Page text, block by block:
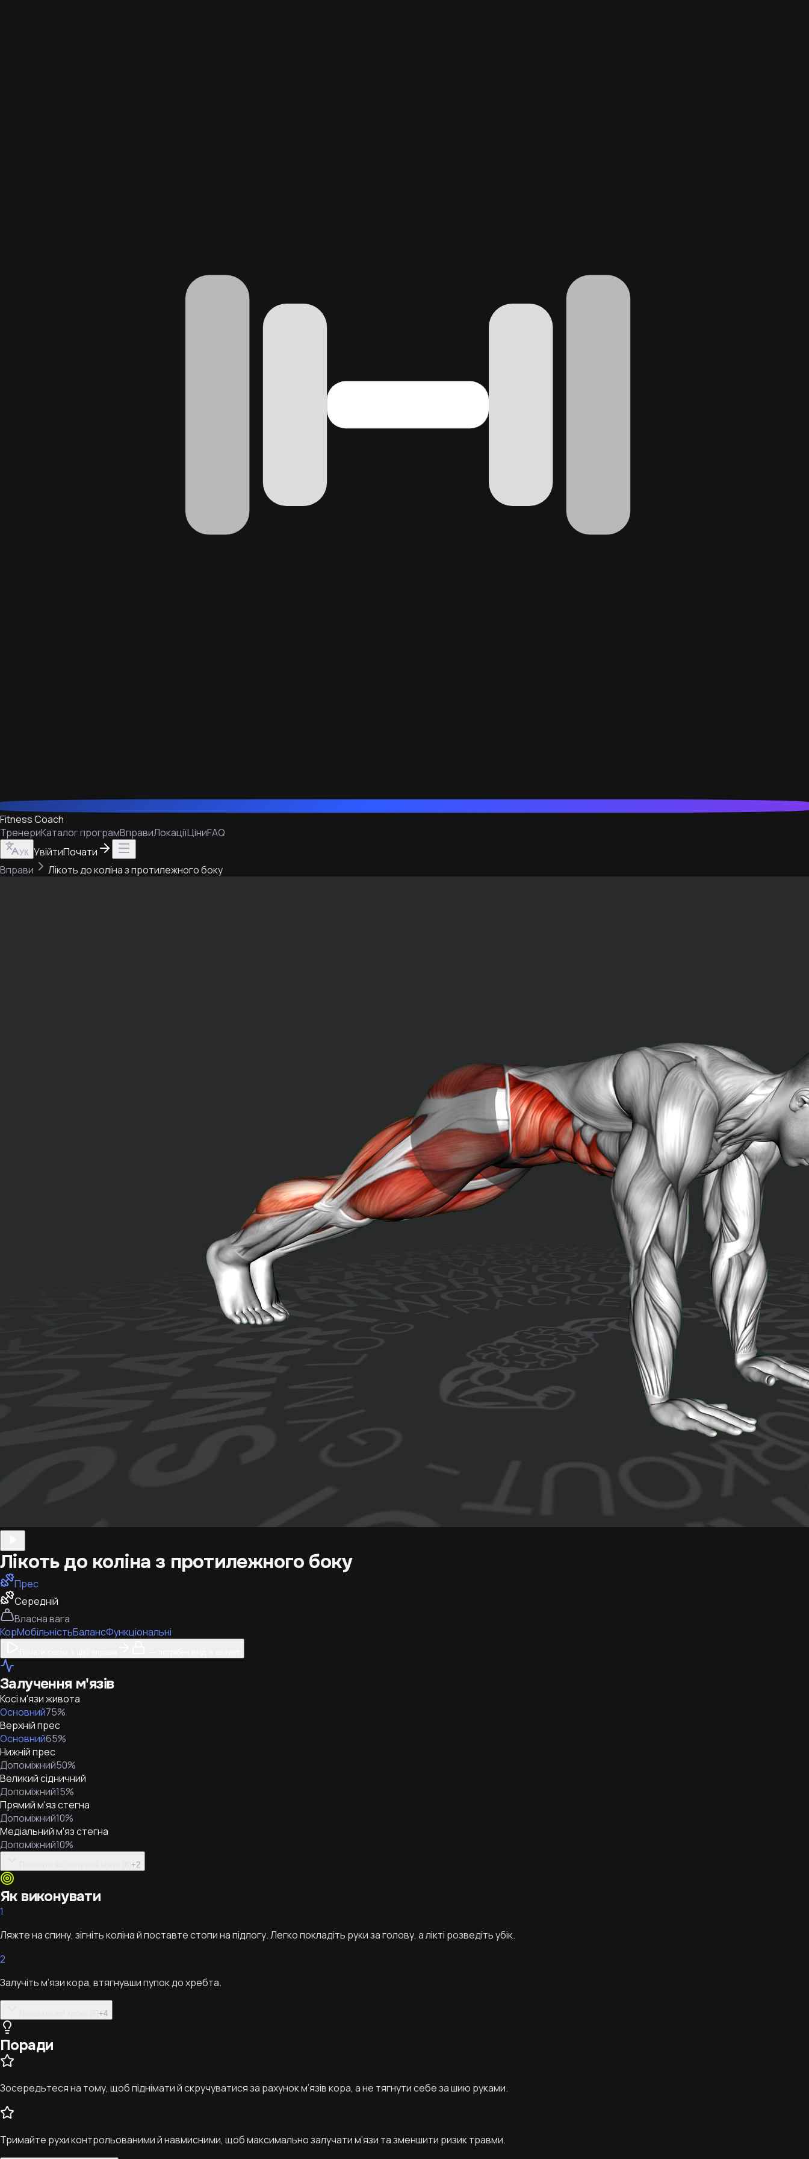
Fitness Coach
ТренериКаталог програмВправиЛокаціїЦіниFAQ
УК УвійтиПочати
Вправи
Лікоть до коліна з протилежного боку
Лікоть до коліна з протилежного боку
Прес
Середній
Власна вага
КорМобільністьБалансФункціональні
Залучення м'язів
Косі м'язи живота
Основний75%
Верхній прес
Основний65%
Нижній прес
Допоміжний50%
Великий сідничний
Допоміжний15%
Прямий м'яз стегна
Допоміжний10%
Медіальний м'яз стегна
Допоміжний10%
+2
Як виконувати
1
Ляжте на спину, зігніть коліна й поставте стопи на підлогу. Легко покладіть руки за голову, а лікті розведіть убік.
2
Залучіть м’язи кора, втягнувши пупок до хребта.
+4
Поради
Зосередьтеся на тому, щоб піднімати й скручуватися за рахунок м’язів кора, а не тягнути себе за шию руками.
Тримайте рухи контрольованими й навмисними, щоб максимально залучати м’язи та зменшити ризик травми.